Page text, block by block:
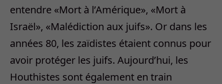
entendre «Mort à l’Amérique», «Mort à
Israël», «Malédiction aux juifs». Or dans les
années 80, les zaïdistes étaient connus pour
avoir protéger les juifs. Aujourd’hui, les
Houthistes sont également en train